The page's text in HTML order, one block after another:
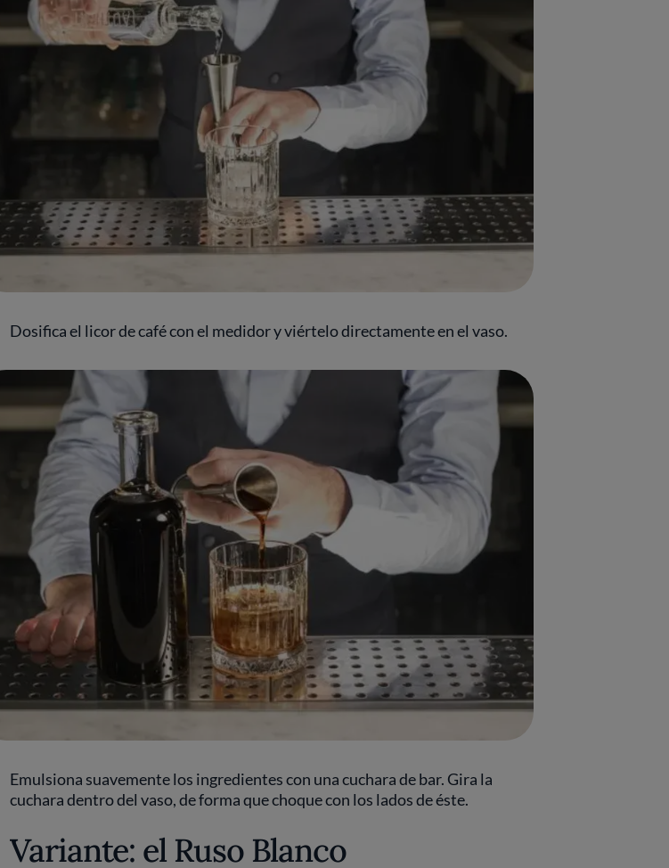
Dosifica el licor de café con el medidor y viértelo directamente en el vaso.
Emulsiona suavemente los ingredientes con una cuchara de bar. Gira la
cuchara dentro del vaso, de forma que choque con los lados de éste.
Variante: el Ruso Blanco